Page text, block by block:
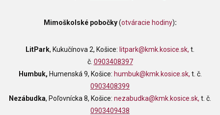
Mimoškolské pobočky(otváracie hodiny):
LitPark, Kukučínova 2, Košice: litpark@kmk.kosice.sk, t.
č. 0903408397
Humbuk, Humenská 9, Košice: humbuk@kmk.kosice.sk, t. č.
0903408399
Nezábudka, Poľovnícka 8, Košice: nezabudka@kmk.kosice.sk, t. č.
0903409438